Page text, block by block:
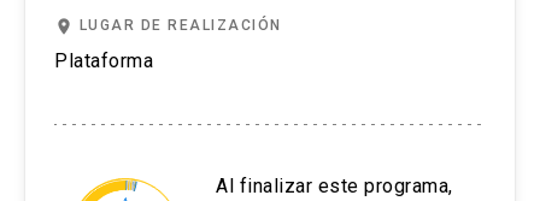
place LUGAR DE REALIZACIÓN
Plataforma
Al finalizar este programa,